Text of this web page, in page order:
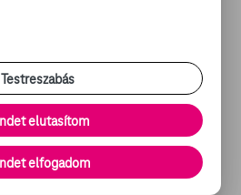
egy ösztövér figura
Auvers álmos kis főutcáján.
a hasához szorította. A friss
Ő volt Vincent van Gogh,
valaki, mára viszont a világ
lett. Tragikus haláláról régóta
nem tisztázott, hogyan és miért
Testreszabás
elutasítom
elfogadom